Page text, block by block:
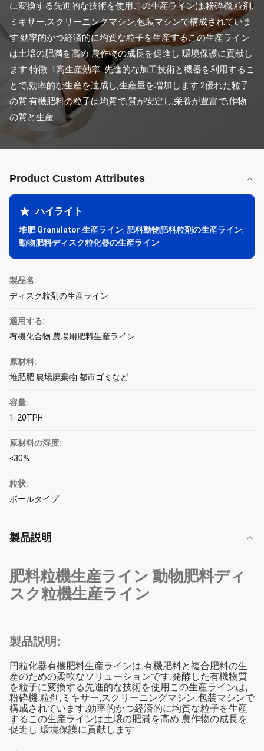
に変換する先進的な技術を使用この生産ラインは,粉砕機,粒剤,
ミキサー,スクリーニングマシン,包装マシンで構成されていま
す.効率的かつ経済的に均質な粒子を生産するこの生産ライン
は土壌の肥満を高め 農作物の成長を促進し 環境保護に貢献し
ます 特徴: 1高生産効率: 先進的な加工技術と機器を利用するこ
とで,効率的な生産を達成し,生産量を増加します.2優れた粒子
の質:有機肥料の粒子は均質で,質が安定し,栄養が豊富で,作物
の質と生産...
Product Custom Attributes
ハイライト
堆肥 Granulator 生産ライン, 肥料動物肥料粒剤の生産ライン,
動物肥料ディスク粒化器の生産ライン
製品名:
ディスク粒剤の生産ライン
適用する:
有機化合物 農場用肥料生産ライン
原材料:
堆肥肥 農場廃棄物 都市ゴミなど
容量:
1-20TPH
原材料の湿度:
≤30%
粒状:
ボールタイプ
製品説明
肥料粒機生産ライン 動物肥料ディ
スク粒機生産ライン
製品説明:
円粒化器有機肥料生産ラインは,有機肥料と複合肥料の生
産のための柔軟なソリューションです.発酵した有機物質
を粒子に変換する先進的な技術を使用この生産ラインは,
粉砕機,粒剤,ミキサー,スクリーニングマシン,包装マシンで
構成されています.効率的かつ経済的に均質な粒子を生産
するこの生産ラインは土壌の肥満を高め 農作物の成長を
促進し 環境保護に貢献します